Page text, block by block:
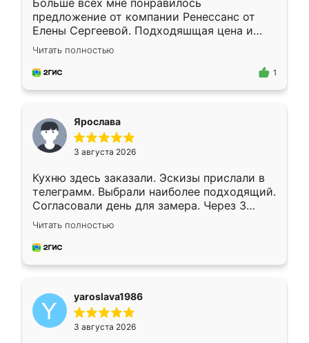
Больше всех мне понравилось
предложение от компании Ренессанс от
Елены Сергеевой. Подходяшщая цена и
короткие сроки изготовления. Приехавший
для замера сотрудник Владислав
предложил по моему эскизу самый
Читать полностью
1
Ярослава
3 августа 2026
Кухню здесь заказали. Эскизы прислали в
телеграмм. Выбрали наиболее подходящий.
Согласовали день для замера. Через 3
недели кухня была уже готова. Остались
довольны работой. Спасибо Ренессанс
мебель за качественную работу!
Читать полностью
yaroslava1986
3 августа 2026